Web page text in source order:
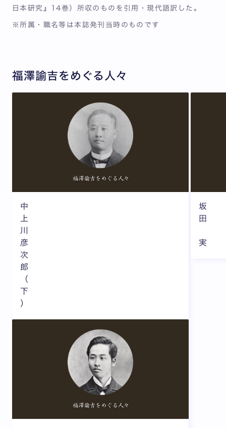
日本研究』14巻）所収のものを引用・現代語訳した。
※所属・職名等は本誌発刊当時のものです
福澤諭吉をめぐる人々
中
上
川
彦
次
郎
（
下
）
坂
田
実